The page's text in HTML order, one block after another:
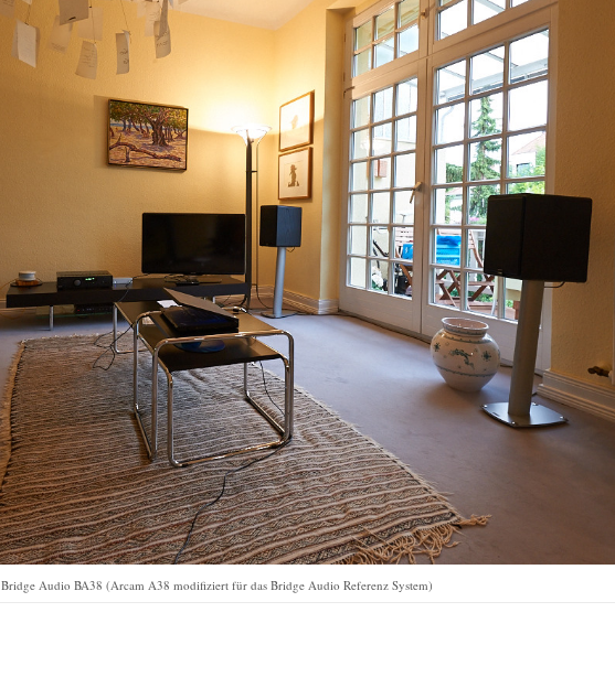
Bridge Audio BA38 (Arcam A38 modifiziert für das Bridge Audio Referenz System)